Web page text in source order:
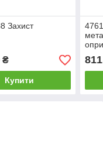
Захист
₴
Купити